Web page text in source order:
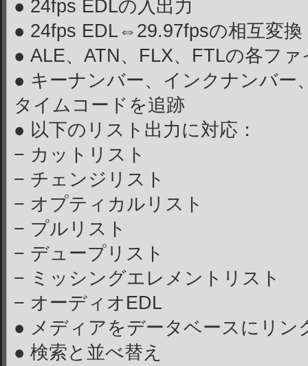
● 24fps EDLの入出力
● 24fps EDL⇔29.97fpsの相互変換
● ALE、ATN、FLX、FTLの各フ
● キーナンバー、インクナンバー
タイムコードを追跡
● 以下のリスト出力に対応：
− カットリスト
− チェンジリスト
− オプティカルリスト
− プルリスト
− デュープリスト
− ミッシングエレメントリスト
− オーディオEDL
● メディアをデータベースにリン
● 検索と並べ替え